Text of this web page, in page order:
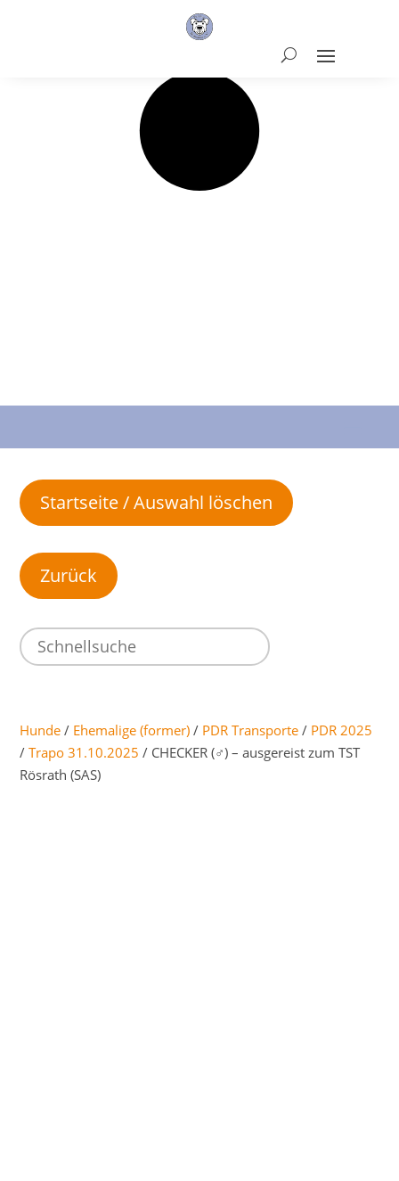
Startseite / Auswahl löschen
Hunde / Ehemalige (former) / PDR Transporte / PDR 2025
/Trapo 31.10.2025 / CHECKER (♂) – ausgereist zum TST
Rösrath (SAS)